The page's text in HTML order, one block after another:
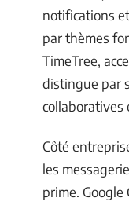
notifications
par thèmes
TimeTree,
distingue par
collaboratives
Côté
les
prime.